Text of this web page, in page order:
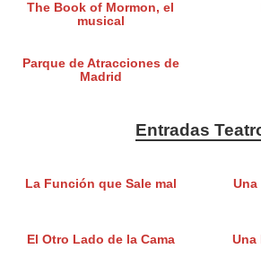
The Book of Mormon, el
musical
Parque de Atracciones de
Madrid
Entradas
La Función que Sale mal Una
El Otro Lado de la Cama Una